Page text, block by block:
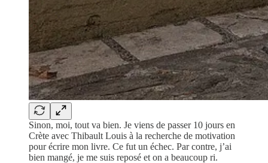
Sinon, moi, tout va bien. Je viens de passer 10 jours en
Crète avec Thibault Louis à la recherche de motivation
pour écrire mon livre. Ce fut un échec. Par contre, j’ai
bien mangé, je me suis reposé et on a beaucoup ri.